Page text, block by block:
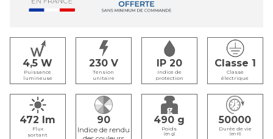
4,5
Puissance
lumineuse
230
Tension
unitaire
IP 20
Indice de
protection
Classe 1
Classe
électrique
472
Flux
sortant
90 490
Poids
(en g)
50000
Durée de vie
(en H)